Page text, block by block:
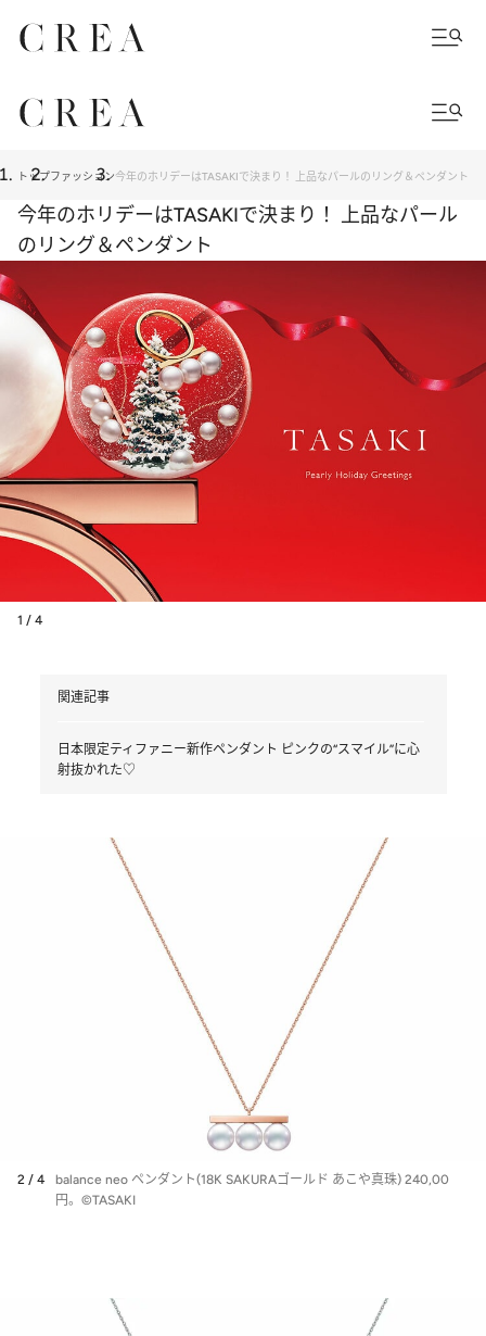
トップファッション今年のホリデーはTASAKIで決まり！ 上品なパールのリング＆ペンダント
今年のホリデーはTASAKIで決まり！ 上品なパール
のリング＆ペンダント
1 / 4
関連記事
日本限定ティファニー新作ペンダント ピンクの“スマイル”に心
射抜かれた♡
2 / 4
balance neo ペンダント(18K SAKURAゴールド あこや真珠) 240,00
円。©︎TASAKI